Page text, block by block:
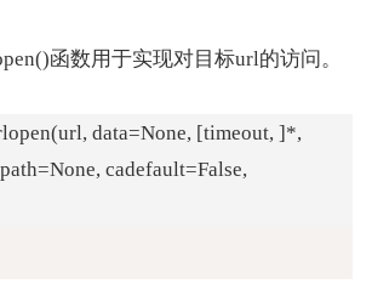
函数用于实现对目标url的访问。
data=None, [timeout, ]*,
cadefault=False,